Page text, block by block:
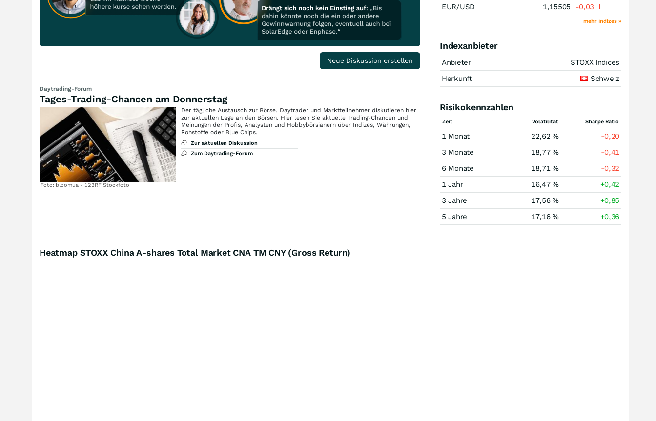
Neue Diskussion erstellen
Daytrading-Forum
Tages-Trading-Chancen am Donnerstag
Foto: bloomua - 123RF Stockfoto
Der tägliche Austausch zur Börse. Daytrader und Marktteilnehmer diskutieren hier
zur aktuellen Lage an den Börsen. Hier lesen Sie aktuelle Trading-Chancen und
Meinungen der Profis, Analysten und Hobbybörsianern über Indizes, Währungen,
Rohstoffe oder Blue Chips.
Zur aktuellen Diskussion
Zum Daytrading-Forum
EUR/USD
1,15505 -0,03
mehr Indizes »
Indexanbieter
Anbieter
STOXX Indices
Herkunft
Schweiz
Risikokennzahlen
Zeit Volatilität Sharpe Ratio
1 Monat 22,62 %
-0,20
3 Monate
18,77 %
-0,41
6 Monate
18,71 %
-0,32
1 Jahr
16,47 %
+0,42
3 Jahre
17,56 %
+0,85
5 Jahre
17,16 % +0,36
Heatmap STOXX China A-shares Total Market CNA TM CNY (Gross Return)